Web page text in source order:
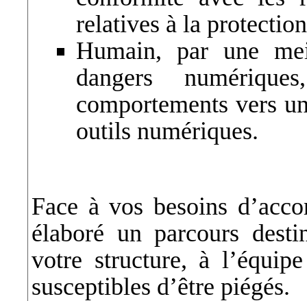
relatives à la
Humain, par une
dangers
comportements vers
outils numériques.
Face à vos besoins
élaboré un parcours
votre structure, à
susceptibles d’être piégés.